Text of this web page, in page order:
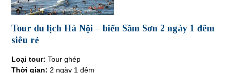
Tour du lịch Hà Nội – biển Sầm Sơn 2 ngày 1 đêm
siêu rẻ
Loại tour:Tour ghép
Thời gian: 2 ngày 1 đêm